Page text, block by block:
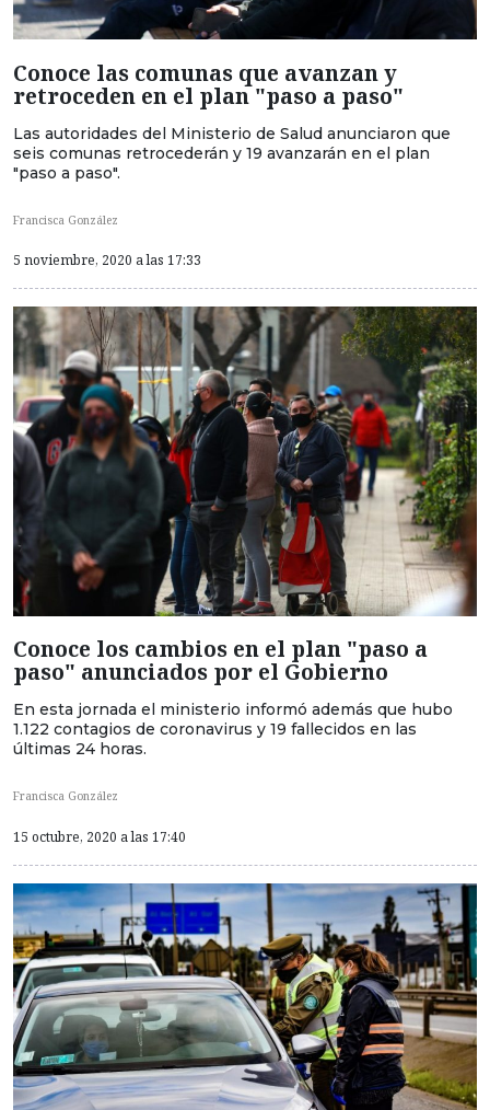
Conoce las comunas que avanzan y
retroceden en el plan "paso a paso"
Las autoridades del Ministerio de Salud anunciaron que
seis comunas retrocederán y 19 avanzarán en el plan
"paso a paso".
Francisca González
5 noviembre, 2020 a las 17:33
Conoce los cambios en el plan "paso a
paso" anunciados por el Gobierno
En esta jornada el ministerio informó además que hubo
1.122 contagios de coronavirus y 19 fallecidos en las
últimas 24 horas.
Francisca González
15 octubre, 2020 a las 17:40